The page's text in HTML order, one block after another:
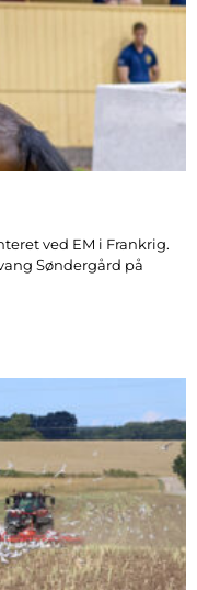
ved EM i Frankrig.
Søndergård på